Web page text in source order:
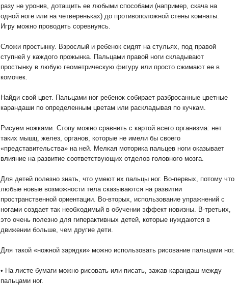
разу не уронив, дотащить ее любыми способами (например, скача на
одной ноге или на четвереньках) до противоположной стены комнаты.
Игру можно проводить соревнуясь.
Сложи простынку. Взрослый и ребенок сидят на стульях, под правой
ступней у каждого прожынка. Пальцами правой ноги складывают
простынку в любую геометрическую фигуру или просто сжимают ее в
комочек.
Найди свой цвет. Пальцами ног ребенок собирает разбросанные цветные
карандаши по определенным цветам или раскладывая по кучкам.
Рисуем ножками. Стопу можно сравнить с картой всего организма: нет
таких мышц, желез, органов, которые не имели бы своего
«представительства» на ней. Мелкая моторика пальцев ноги оказывает
влияние на развитие соответствующих отделов головного мозга.
Для детей полезно знать, что умеют их пальцы ног. Во-первых, потому что
любые новые возможности тела сказываются на развитии
пространственной ориентации. Во-вторых, использование упражнений с
ногами создает так необходимый в обучении эффект новизны. В-третьих,
это очень полезно для гиперактивных детей, которые нуждаются в
движении больше, чем другие дети.
Для такой «ножной зарядки» можно использовать рисование пальцами ног.
• На листе бумаги можно рисовать или писать, зажав карандаш между
пальцами ног.